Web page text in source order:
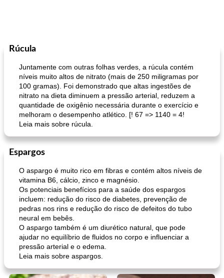
Rúcula
Juntamente com outras folhas verdes, a rúcula contém
níveis muito altos de nitrato (mais de 250 miligramas por
100 gramas). Foi demonstrado que altas ingestões de
nitrato na dieta diminuem a pressão arterial, reduzem a
quantidade de oxigênio necessária durante o exercício e
melhoram o desempenho atlético. [! 67 => 1140 = 4!
Leia mais sobre rúcula.
Espargos
O aspargo é muito rico em fibras e contém altos níveis de
vitamina B6, cálcio, zinco e magnésio.
Os potenciais benefícios para a saúde dos espargos
incluem: redução do risco de diabetes, prevenção de
pedras nos rins e redução do risco de defeitos do tubo
neural em bebês.
O aspargo também é um diurético natural, que pode
ajudar no equilíbrio de fluidos no corpo e influenciar a
pressão arterial e o edema.
Leia mais sobre aspargos.